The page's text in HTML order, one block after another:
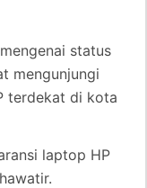
status
mengunjungi
terdekat di kota
laptop HP